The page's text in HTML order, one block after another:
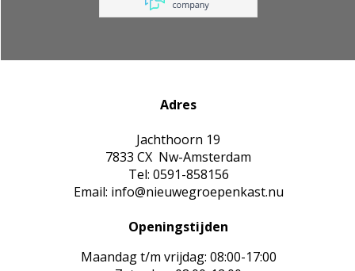
Adres
Jachthoorn 19
7833 CX Nw-Amsterdam
Tel: 0591-858156
Email: info@nieuwegroepenkast.nu
Openingstijden
Maandag t/m vrijdag: 08:00-17:00